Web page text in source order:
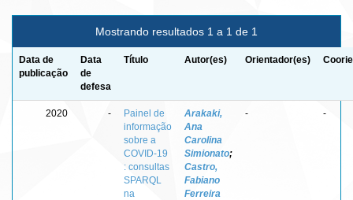
Mostrando resultados 1 a 1 de 1
Data de
publicação
Data
de
defesa
Título Autor(es) Orientador(es)
2020 -
Painel de
informação
sobre a
COVID-19
: consultas
SPARQL
na
Arakaki,
Ana
Carolina
Simionato;
Castro,
Fabiano
Ferreira
- -